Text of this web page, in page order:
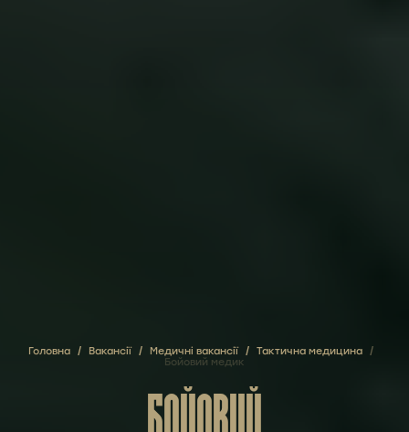
Головна / Вакансії/ Медичні вакансії/ Тактична медицина /
Бойовий медик